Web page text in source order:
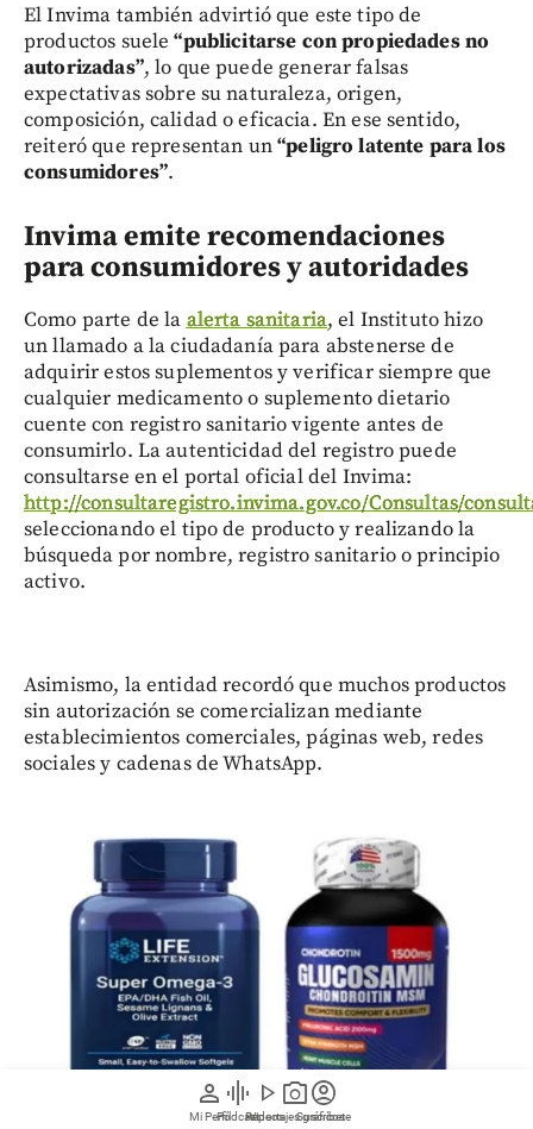
person
Mi Perfil
graphic_eq
Pódcast
play_arrow
Videos
photo_camera
Reportajes gráficos
account_circle
Suscríbete
El Invima también advirtió que este tipo de
productos suele“publicitarse con propiedades no
autorizadas”, lo que puede generar falsas
expectativas sobre su naturaleza, origen,
composición, calidad o eficacia. En ese sentido,
reiteró que representan un“peligro latente para los
consumidores”.
Invima emite recomendaciones
para consumidores y autoridades
Como parte de la alerta sanitaria, el Instituto hizo
un llamado a la ciudadanía para abstenerse de
adquirir estos suplementos y verificar siempre que
cualquier medicamento o suplemento dietario
cuente con registro sanitario vigente antes de
consumirlo. La autenticidad del registro puede
consultarse en el portal oficial del Invima:
http://consultaregistro.invima.gov.co/Consultas/
seleccionando el tipo de producto y realizando la
búsqueda por nombre, registro sanitario o principio
activo.
Asimismo, la entidad recordó que muchos productos
sin autorización se comercializan mediante
establecimientos comerciales, páginas web, redes
sociales y cadenas de WhatsApp.